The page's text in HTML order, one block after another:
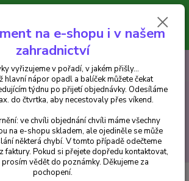
pro odeslání z e-shopu je 300 Kč.
nápor objednávek opadl a balíček můžete čekat
týdnu po přijetí objednávky. Objednávky
v pořadí, v jakém přišly...
Menu
CZK
Hledat
Fuchsie-mrazuvzdorná - 1 ks
na e-shopu i v našem
zahradnictví
vyřizujeme v pořadí, v jakém přišly...
hlavní nápor opadl a balíček můžete čekat
týdnu po přijetí objednávky. Odesíláme
do čtvrtka, aby necestovaly přes víkend.
ve chvíli objednání chvíli máme všechny
na e-shopu skladem, ale ojediněle se může
některá chybí. V tomto případě odečteme
faktury. Pokud si přejete dopředu kontaktovat,
vědět do poznámky. Děkujeme za
pochopení.